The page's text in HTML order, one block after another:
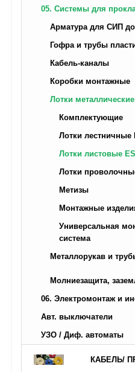
05. Системы для
Арматура для СИП
Гофра и трубы
Кабель-каналы
Коробки монтажные
Лотки металлические
Комплектующие
Лотки лестничные
Лотки листовые
Лотки
Метизы
Монтажные
Универсальная
система
Металлорукав и
Молниезащита,
06. Электромонтаж и
Авт. выключатели
УЗО / Диф. автоматы
КАБЕЛЬ/